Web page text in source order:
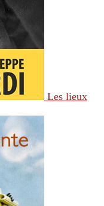
Les lieux